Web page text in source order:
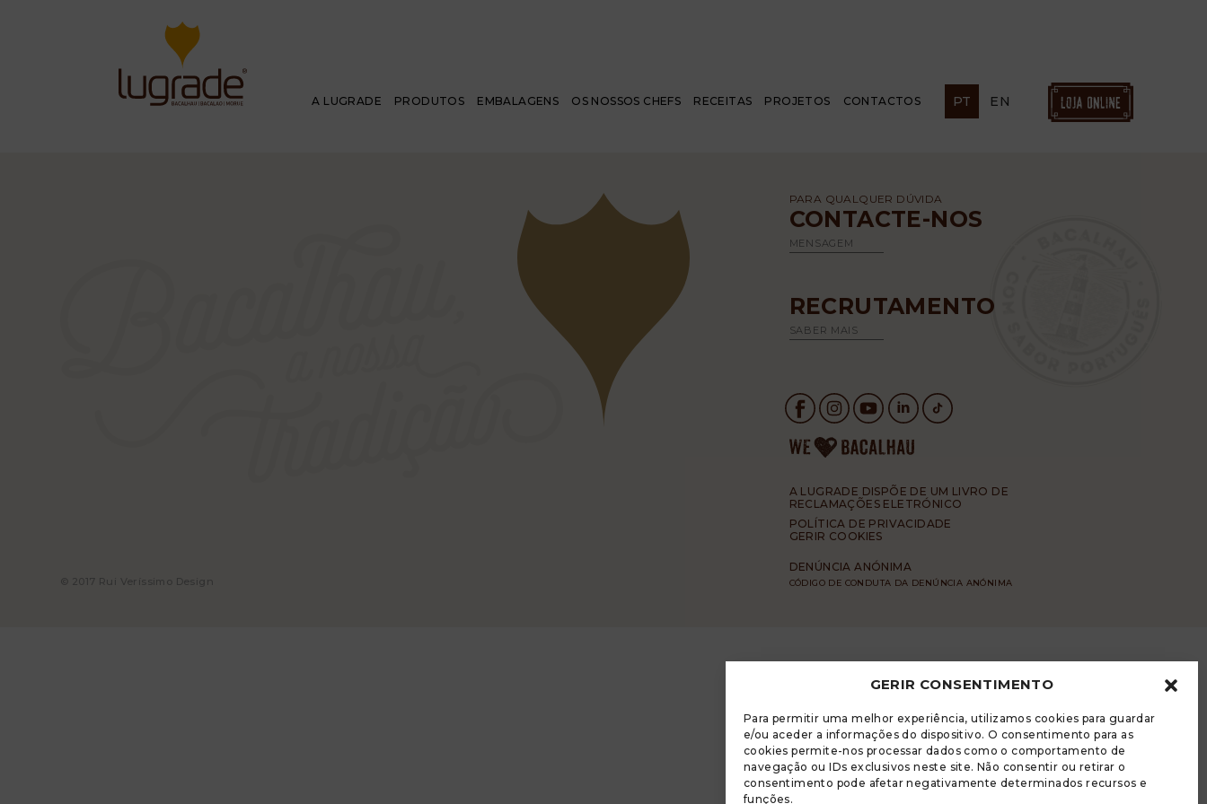
GERIR CONSENTIMENTO
Para permitir uma melhor experiência, utilizamos cookies para guardar
e/ou aceder a informações do dispositivo. O consentimento para as
cookies permite-nos processar dados como o comportamento de
navegação ou IDs exclusivos neste site. Não consentir ou retirar o
consentimento pode afetar negativamente determinados recursos e
funções.
A LUGRADE PRODUTOS EMBALAGENS OS NOSSOS CHEFS RECEITAS PROJETOS CONTACTOS PT EN
PARA QUALQUER DÚVIDA
CONTACTE-NOS
MENSAGEM
RECRUTAMENTO
SABER MAIS
A LUGRADE DISPÕE DE UM LIVRO DE
RECLAMAÇÕES ELETRÓNICO
POLÍTICA DE PRIVACIDADE
GERIR COOKIES
DENÚNCIA ANÓNIMA
CÓDIGO DE CONDUTA DA DENÚNCIA ANÓNIMA
© 2017 Rui Veríssimo Design